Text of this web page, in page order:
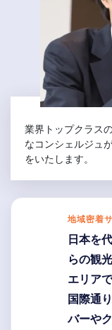
業界トップクラス
なコンシェルジュ
をいたします。
地域密着
日本を
らの観
エリアで
国際通
バーや